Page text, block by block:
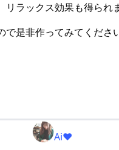
リラックス効果も得られ
で是非作ってみてくださ
Ai♥